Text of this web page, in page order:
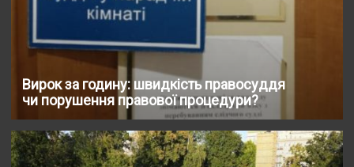
Вирок за годину: швидкість правосуддя
чи порушення правової процедури?